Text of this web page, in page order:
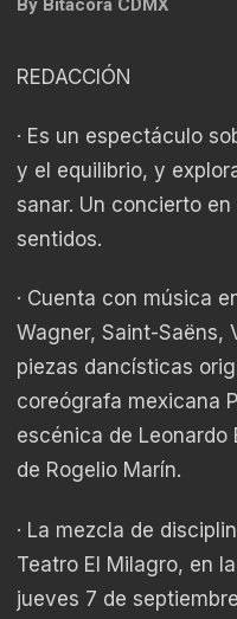
By Bitácora CDMX
REDACCIÓN
· Es un espectáculo
y el equilibrio, y
sanar. Un concierto
sentidos.
· Cuenta con música
Wagner, Saint-Saëns,
piezas dancísticas
coreógrafa mexicana
escénica de Leonardo
de Rogelio Marín.
· La mezcla de
Teatro El Milagro, en
jueves 7 de